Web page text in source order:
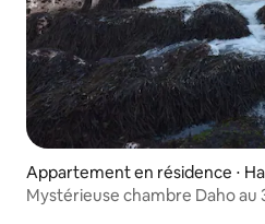
Appartement en résidence ⋅
u
Mystérieuse chambre Daho